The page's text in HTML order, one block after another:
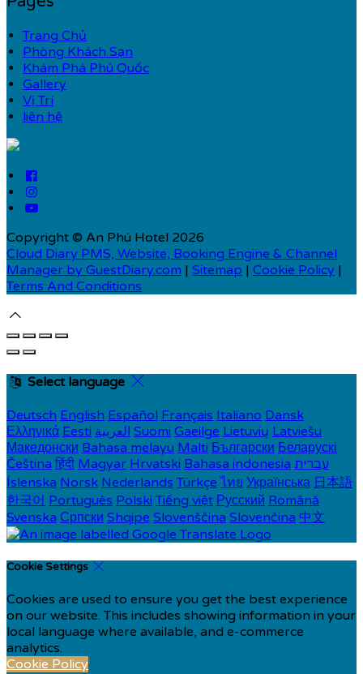
Trang Chủ
Phòng Khách Sạn
Khám Phá Phú Quốc
Gallery
Vị Trí
liên hệ
Copyright © An Phú Hotel 2026
Cloud Diary PMS, Website, Booking Engine & Channel
Manager by GuestDiary.com | Sitemap | Cookie Policy |
Terms And Conditions
Select language
Deutsch English Español Français Italiano Dansk
Ελληνικά Eesti العربية Suomi Gaeilge Lietuvių Latviešu
Македонски Bahasa melayu Malti Български Беларускі
Čeština हिंदी Magyar Hrvatski Bahasa indonesia עברית
Íslenska Norsk Nederlands Türkçe ไทย Українська 日本語
한국어 Português Polski Tiếng việt Русский Română
Svenska Српски Shqipe Slovenščina Slovenčina 中文
Cookie Settings
Cookies are used to ensure you get the best experience
on our website. This includes showing information in your
local language where available, and e-commerce
analytics.
Cookie Policy